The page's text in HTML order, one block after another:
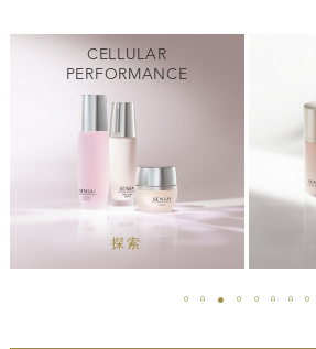
CELLULAR
PERFORMANCE
探索